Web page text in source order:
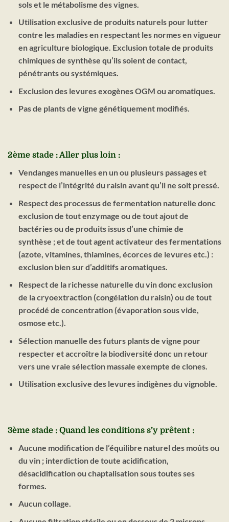
sols et le métabolisme des vignes.
Utilisation exclusive de produits naturels pour lutter
contre les maladies en respectant les normes en vigueur
en agriculture biologique. Exclusion totale de produits
chimiques de synthèse qu’ils soient de contact,
pénétrants ou systémiques.
Exclusion des levures exogènes OGM ou aromatiques.
Pas de plants de vigne génétiquement modifiés.
2ème stade : Aller plus loin :
Vendanges manuelles en un ou plusieurs passages et
respect de l’intégrité du raisin avant qu’il ne soit pressé.
Respect des processus de fermentation naturelle donc
exclusion de tout enzymage ou de tout ajout de
bactéries ou de produits issus d’une chimie de
synthèse ; et de tout agent activateur des fermentations
(azote, vitamines, thiamines, écorces de levures etc.) :
exclusion bien sur d’additifs aromatiques.
Respect de la richesse naturelle du vin donc exclusion
de la cryoextraction (congélation du raisin) ou de tout
procédé de concentration (évaporation sous vide,
osmose etc.).
Sélection manuelle des futurs plants de vigne pour
respecter et accroître la biodiversité donc un retour
vers une vraie sélection massale exempte de clones.
Utilisation exclusive des levures indigènes du vignoble.
3ème stade : Quand les conditions s’y prêtent :
Aucune modification de l’équilibre naturel des moûts ou
du vin ; interdiction de toute acidification,
désacidification ou chaptalisation sous toutes ses
formes.
Aucun collage.